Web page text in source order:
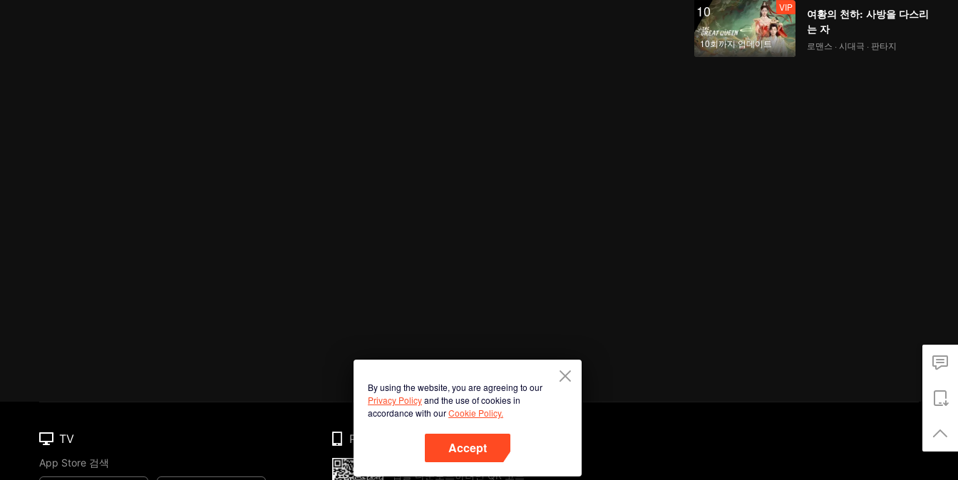
10
10회까지 업데이트
VIP
여황의 천하: 사방을 다스리
는 자
로맨스 · 시대극 · 판타지
By using the website, you are agreeing to our
Privacy Policyand the use of cookies in
accordance with ourCookie Policy.
Accept
TV
App Store 검색
Phone
앱을 다운로드하려면 QR 코드